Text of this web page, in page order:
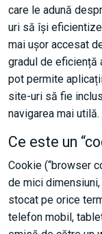
care le adună
uri să își
mai ușor accesat
gradul de eficiență
pot permite
site-uri să fie
navigarea mai utilă.
Ce este un
Cookie (“browser
de mici
stocat pe orice
telefon mobil,